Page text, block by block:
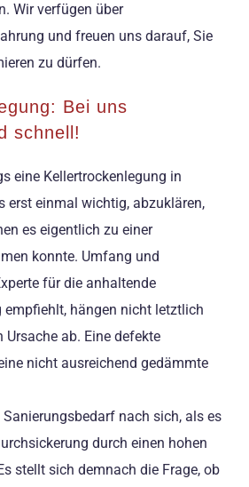
Wir verfügen über
und freuen uns darauf, Sie
zu dürfen.
Bei uns
schnell!
eine Kellertrockenlegung in
erst einmal wichtig, abzuklären,
es eigentlich zu einer
konnte. Umfang und
für die anhaltende
empfiehlt, hängen nicht letztlich
Ursache ab. Eine defekte
nicht ausreichend gedämmte
nach sich, als es
durch einen hohen
stellt sich demnach die Frage, ob